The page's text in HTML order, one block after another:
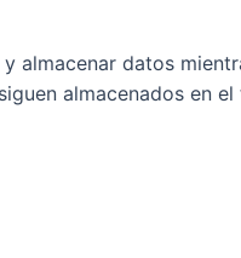
almacenar datos
almacenados en